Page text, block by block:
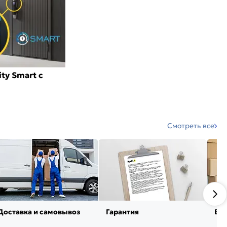
Smart с
Смотреть все
и самовывоз Гарантия